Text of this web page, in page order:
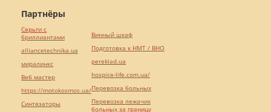
Партнёры
Серьги с
бриллиантами
alliancetechnika.ua
миралинкс
Веб мастер
https://motokosmos.ua/
Синтезаторы
Винный шкаф
Подготовка к НМТ / ВНО
pereklad.ua
hospice-life.com.ua/
Перевозка больных
Перевозка лежачих
больных за границу